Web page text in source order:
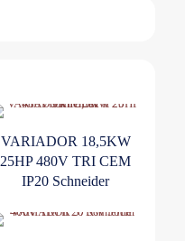
VARIADOR 18,5KW
25HP 480V TRI CEM
IP20 Schneider